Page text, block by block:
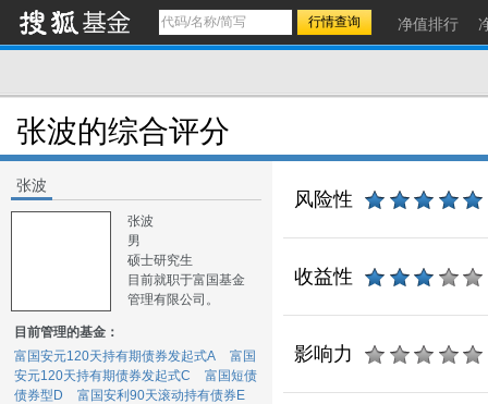
净值排行
张波的综合评分
张波
张波
男
硕士研究生
目前就职于富国基金
管理有限公司。
目前管理的基金：
富国安元120天持有期债券发起式A
富国
安元120天持有期债券发起式C
富国短债
债券型D
富国安利90天滚动持有债券E
风险性
收益性
影响力